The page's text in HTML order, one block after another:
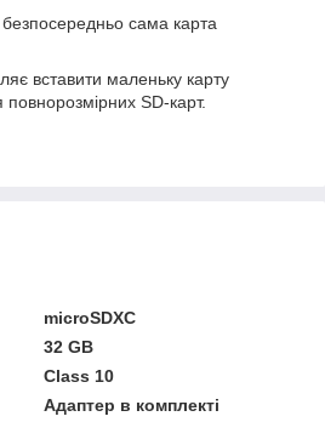
безпосередньо сама карта
вставити маленьку карту
SD-карт.
microSDXC
32 GB
Class 10
Адаптер в комплекті